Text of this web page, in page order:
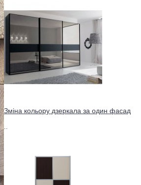
Зміна кольору дзеркала за один фасад